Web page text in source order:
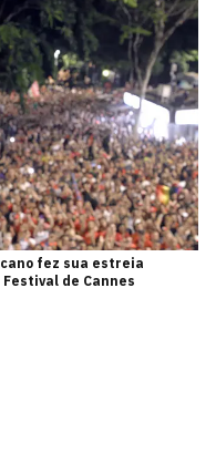
fez sua estreia
de Cannes